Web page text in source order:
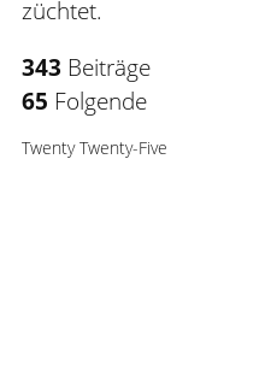
züchtet.
343 Beiträge
65 Folgende
Twenty Twenty-Five